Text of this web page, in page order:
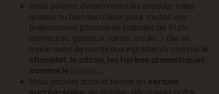
Vous pouvez évidemment les croquer telles
quelles ou bien les utiliser pour toutes vos
préparations pâtissières (salades de fruits,
confitures, gâteaux, tartes, coulis...). Elle se
marie avec de nombreux ingrédients comme le
chocolat, le citron, les herbes aromatiques
comme le basilic...
Vous pouvez aussi la tenter en version